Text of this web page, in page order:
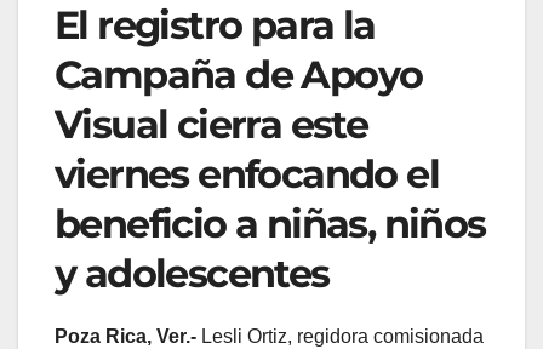
El registro para la
Campaña de Apoyo
Visual cierra este
viernes enfocando el
beneficio a niñas, niños
y adolescentes
Poza Rica, Ver.- Lesli Ortiz, regidora comisionada